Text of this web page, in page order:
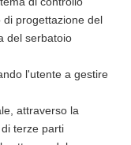
progettazione del
del serbatoio
l'utente a gestire
attraverso la
terze parti